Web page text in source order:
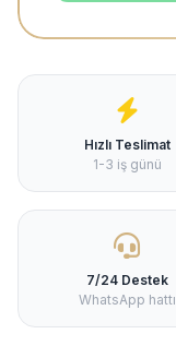
Hızlı Teslimat
1-3 iş günü
7/24 Destek
WhatsApp hattı